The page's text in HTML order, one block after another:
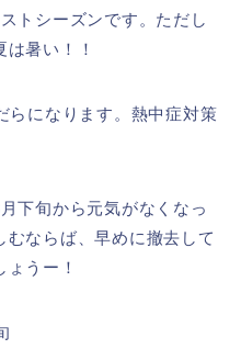
トシーズンです。ただし
暑い！！
らになります。熱中症対策
下旬から元気がなくなっ
ならば、早めに撤去して
うー！